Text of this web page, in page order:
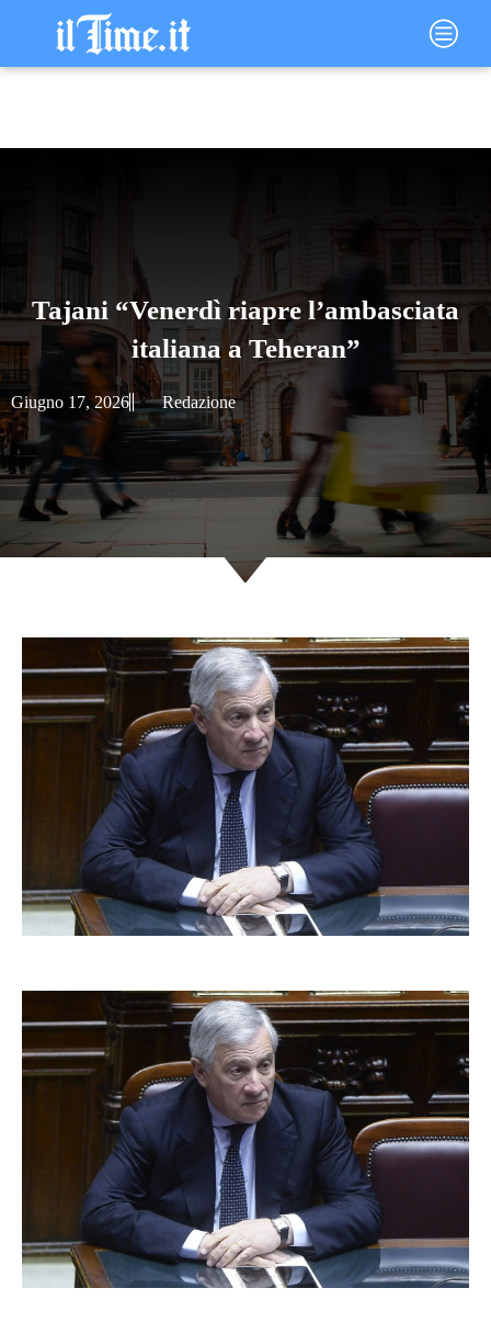
contenuto
Main
Menu
Tajani “Venerdì riapre l’ambasciata
italiana a Teheran”
Giugno 17, 2026 Redazione